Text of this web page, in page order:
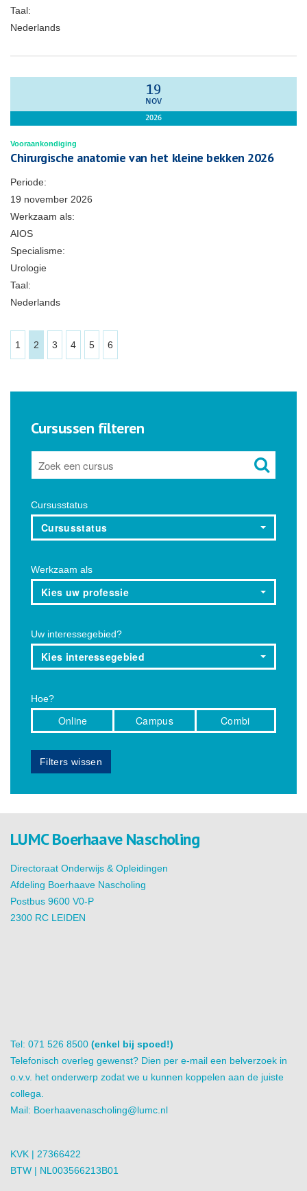
Taal:
Nederlands
19
NOV
2026
Vooraankondiging
Chirurgische anatomie van het kleine bekken 2026
Periode:
19 november 2026
Werkzaam als:
AIOS
Specialisme:
Urologie
Taal:
Nederlands
1 2 3 4 5 6
Cursussen filteren
Cursusstatus
Cursusstatus
Werkzaam als
Kies uw professie
Uw interessegebied?
Kies interessegebied
Hoe?
Online Campus Combi
Filters wissen
LUMC Boerhaave Nascholing
Directoraat Onderwijs & Opleidingen
Afdeling Boerhaave Nascholing
Postbus 9600 V0-P
2300 RC LEIDEN
Tel: 071 526 8500 (enkel bij spoed!)
Telefonisch overleg gewenst? Dien per e-mail een belverzoek in
o.v.v. het onderwerp zodat we u kunnen koppelen aan de juiste
collega.
Mail: Boerhaavenascholing@lumc.nl
KVK | 27366422
BTW | NL003566213B01